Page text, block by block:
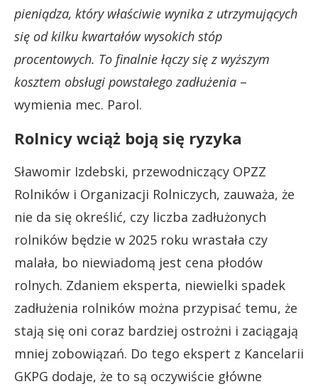
pieniądza, który właściwie wynika z utrzymujących
się od kilku kwartałów wysokich stóp
procentowych. To finalnie łączy się z wyższym
kosztem obsługi powstałego zadłużenia –
wymienia mec. Parol.
Rolnicy wciąż boją się ryzyka
Sławomir Izdebski, przewodniczący OPZZ
Rolników i Organizacji Rolniczych, zauważa, że
nie da się określić, czy liczba zadłużonych
rolników będzie w 2025 roku wrastała czy
malała, bo niewiadomą jest cena płodów
rolnych. Zdaniem eksperta, niewielki spadek
zadłużenia rolników można przypisać temu, że
stają się oni coraz bardziej ostrożni i zaciągają
mniej zobowiązań. Do tego ekspert z Kancelarii
GKPG dodaje, że to są oczywiście główne